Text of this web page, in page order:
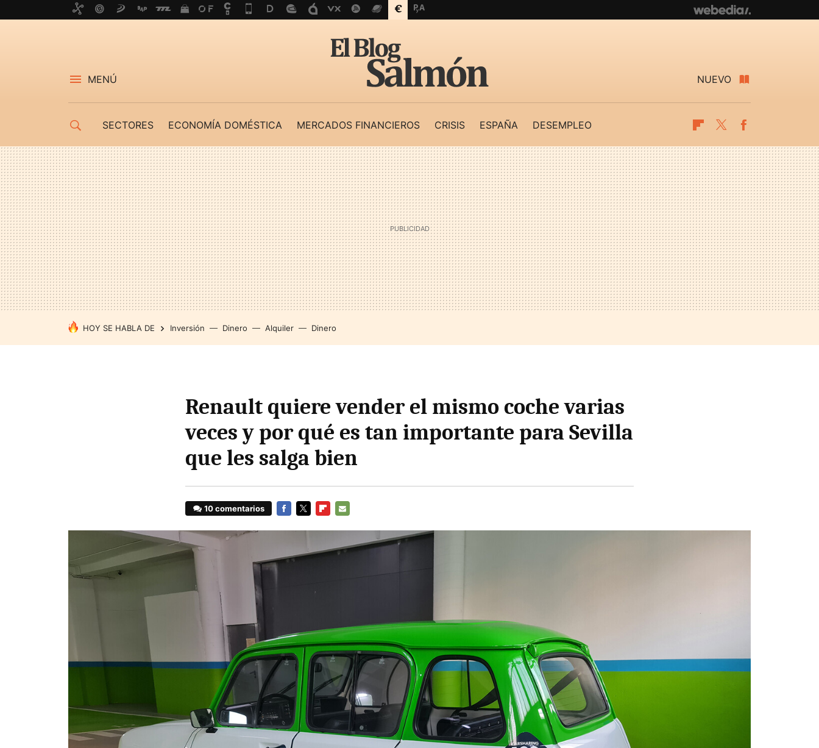
MENÚ NUEVO
SECTORES ECONOMÍA DOMÉSTICA MERCADOS FINANCIEROS CRISIS ESPAÑA DESEMPLEO Flipboard
Twitter
HOY SE HABLA DE Inversión Dinero Alquiler Dinero
Renault quiere vender el mismo coche varias
veces y por qué es tan importante para Sevilla
que les salga bien
10 comentarios